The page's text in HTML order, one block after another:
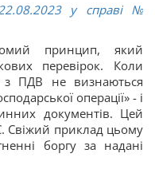
у справі №
принцип, який
перевірок. Коли
з ПДВ не визнаються
операції» - і
документів. Цей
Свіжий приклад цьому
боргу за надані